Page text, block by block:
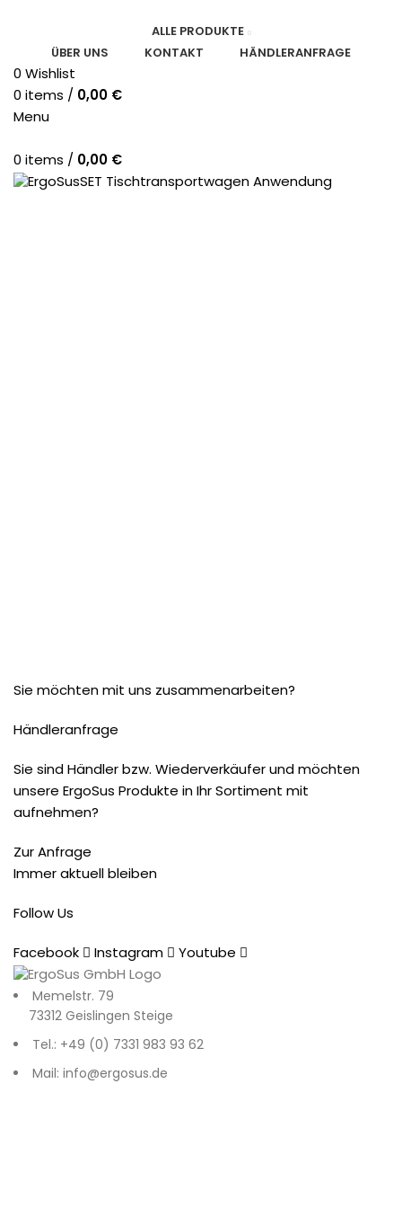
ALLE PRODUKTE
ÜBER UNS
KONTAKT HÄNDLERANFRAGE
0 Wishlist
0 items / 0,00 €
Menu
0 items / 0,00 €
Sie möchten mit uns zusammenarbeiten?
Händleranfrage
Sie sind Händler bzw. Wiederverkäufer und möchten
unsere ErgoSus Produkte in Ihr Sortiment mit
aufnehmen?
Zur Anfrage
Immer aktuell bleiben
Follow Us
Facebook
Instagram Youtube
Memelstr. 79
73312 Geislingen Steige
Tel.: +49 (0) 7331 983 93 62
Mail: info@ergosus.de